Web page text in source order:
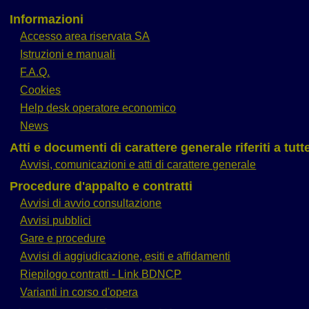
Informazioni
Accesso area riservata SA
Istruzioni e manuali
F.A.Q.
Cookies
Help desk operatore economico
News
Atti e documenti di carattere generale riferiti a
Avvisi, comunicazioni e atti di carattere generale
Procedure d'appalto e contratti
Avvisi di avvio consultazione
Avvisi pubblici
Gare e procedure
Avvisi di aggiudicazione, esiti e affidamenti
Riepilogo contratti - Link BDNCP
Varianti in corso d'opera